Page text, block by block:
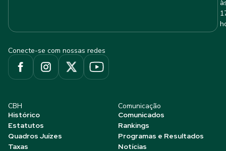
Conecte-se com nossas redes
CBH
Histórico
Estatutos
Quadros Juízes
Taxas
Comunicação
Comunicados
Rankings
Programas e Resultados
Notícias